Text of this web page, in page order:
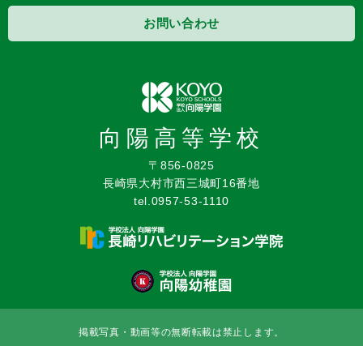
お問い合わせ
向陽高等学校
〒856-0825
長崎県大村市西三城町16番地
tel.0957-53-1110
掲載写真・動画等の無断転載は禁止します。